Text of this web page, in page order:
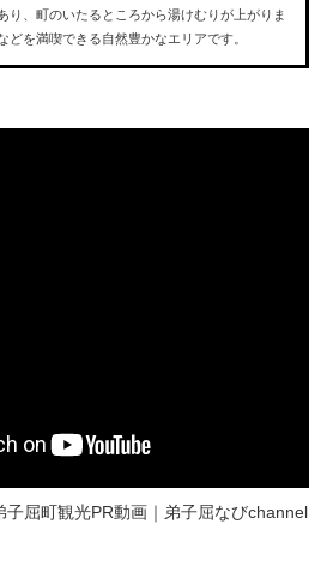
り、町のいたるところから湯けむりが上がりま
どを満喫できる自然豊かなエリアです。
屈町観光PR動画｜弟子屈なびchannel